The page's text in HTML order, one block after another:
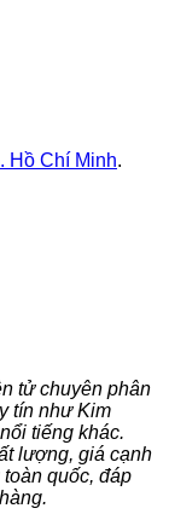
Hồ Chí Minh.
tử chuyên phân
tín như Kim
tiếng khác.
lượng, giá cạnh
quốc, đáp